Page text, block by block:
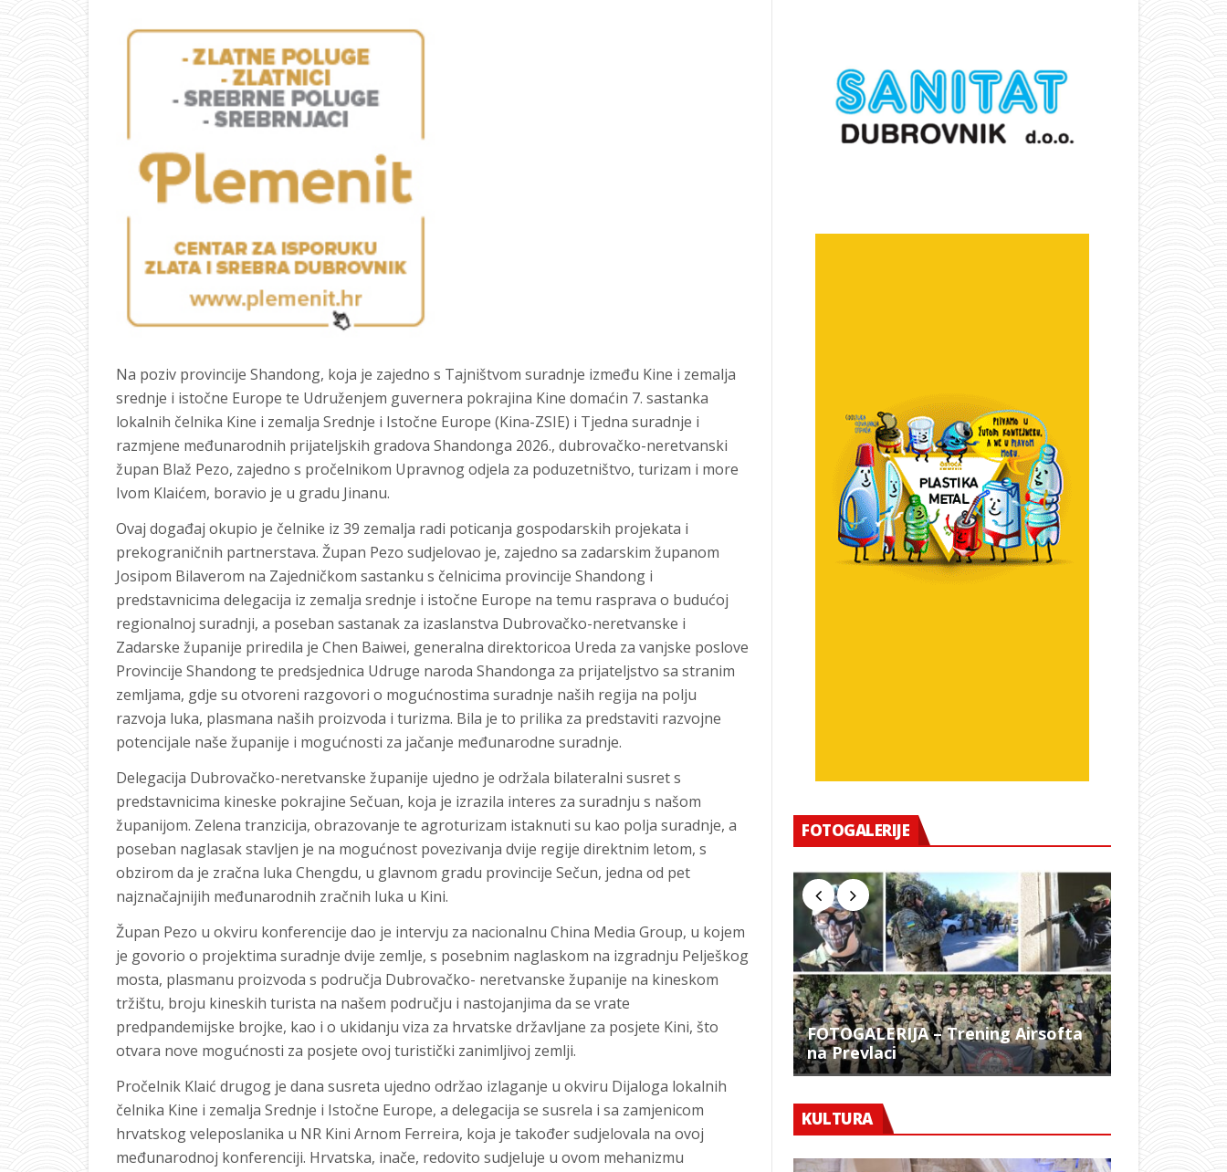
Na poziv provincije Shandong, koja je zajedno s Tajništvom suradnje između Kine i zemalja
srednje i istočne Europe te Udruženjem guvernera pokrajina Kine domaćin 7. sastanka
lokalnih čelnika Kine i zemalja Srednje i Istočne Europe (Kina-ZSIE) i Tjedna suradnje i
razmjene međunarodnih prijateljskih gradova Shandonga 2026., dubrovačko-neretvanski
župan Blaž Pezo, zajedno s pročelnikom Upravnog odjela za poduzetništvo, turizam i more
Ivom Klaićem, boravio je u gradu Jinanu.
Ovaj događaj okupio je čelnike iz 39 zemalja radi poticanja gospodarskih projekata i
prekograničnih partnerstava. Župan Pezo sudjelovao je, zajedno sa zadarskim županom
Josipom Bilaverom na Zajedničkom sastanku s čelnicima provincije Shandong i
predstavnicima delegacija iz zemalja srednje i istočne Europe na temu rasprava o budućoj
regionalnoj suradnji, a poseban sastanak za izaslanstva Dubrovačko-neretvanske i
Zadarske županije priredila je Chen Baiwei, generalna direktoricoa Ureda za vanjske poslove
Provincije Shandong te predsjednica Udruge naroda Shandonga za prijateljstvo sa stranim
zemljama, gdje su otvoreni razgovori o mogućnostima suradnje naših regija na polju
razvoja luka, plasmana naših proizvoda i turizma. Bila je to prilika za predstaviti razvojne
potencijale naše županije i mogućnosti za jačanje međunarodne suradnje.
Delegacija Dubrovačko-neretvanske županije ujedno je održala bilateralni susret s
predstavnicima kineske pokrajine Sečuan, koja je izrazila interes za suradnju s našom
županijom. Zelena tranzicija, obrazovanje te agroturizam istaknuti su kao polja suradnje, a
poseban naglasak stavljen je na mogućnost povezivanja dvije regije direktnim letom, s
obzirom da je zračna luka Chengdu, u glavnom gradu provincije Sečun, jedna od pet
najznačajnijih međunarodnih zračnih luka u Kini.
Župan Pezo u okviru konferencije dao je intervju za nacionalnu China Media Group, u kojem
je govorio o projektima suradnje dvije zemlje, s posebnim naglaskom na izgradnju Pelješkog
mosta, plasmanu proizvoda s područja Dubrovačko- neretvanske županije na kineskom
tržištu, broju kineskih turista na našem području i nastojanjima da se vrate
predpandemijske brojke, kao i o ukidanju viza za hrvatske državljane za posjete Kini, što
otvara nove mogućnosti za posjete ovoj turistički zanimljivoj zemlji.
Pročelnik Klaić drugog je dana susreta ujedno održao izlaganje u okviru Dijaloga lokalnih
čelnika Kine i zemalja Srednje i Istočne Europe, a delegacija se susrela i sa zamjenicom
hrvatskog veleposlanika u NR Kini Arnom Ferreira, koja je također sudjelovala na ovoj
međunarodnoj konferenciji. Hrvatska, inače, redovito sudjeluje u ovom mehanizmu
FOTOGALERIJE
FOTOGALERIJA – Trening Airsofta
na Prevlaci
FOTO –
KULTURA